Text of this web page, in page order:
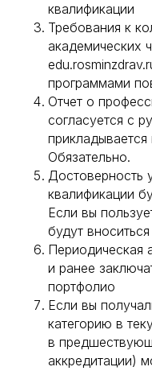
квалификации
Требования к
академических
программами
Отчет о
согласуется с
Обязательно.
Достоверность
квалификации
Если вы
будут
Периодическая
и ранее
портфолио
Если вы
категорию в
в
аккредитации)